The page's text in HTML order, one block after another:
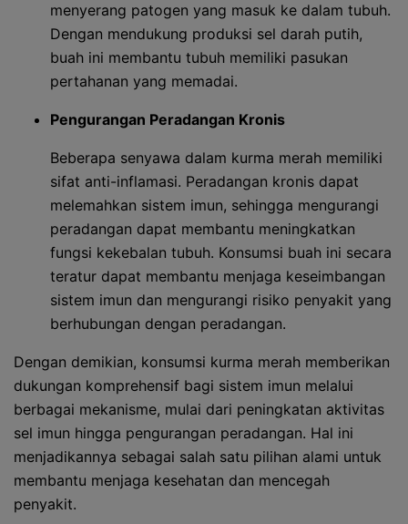
menyerang patogen yang masuk ke dalam tubuh.
Dengan mendukung produksi sel darah putih,
buah ini membantu tubuh memiliki pasukan
pertahanan yang memadai.
Pengurangan Peradangan Kronis
Beberapa senyawa dalam kurma merah memiliki
sifat anti-inflamasi. Peradangan kronis dapat
melemahkan sistem imun, sehingga mengurangi
peradangan dapat membantu meningkatkan
fungsi kekebalan tubuh. Konsumsi buah ini secara
teratur dapat membantu menjaga keseimbangan
sistem imun dan mengurangi risiko penyakit yang
berhubungan dengan peradangan.
Dengan demikian, konsumsi kurma merah memberikan
dukungan komprehensif bagi sistem imun melalui
berbagai mekanisme, mulai dari peningkatan aktivitas
sel imun hingga pengurangan peradangan. Hal ini
menjadikannya sebagai salah satu pilihan alami untuk
membantu menjaga kesehatan dan mencegah
penyakit.